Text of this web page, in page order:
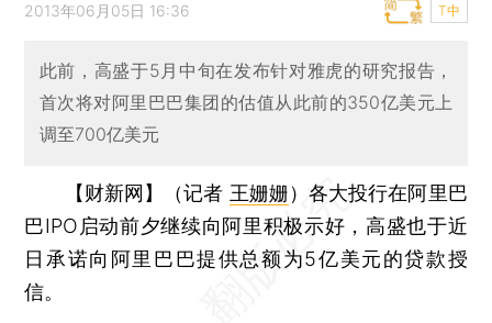
2013年06月05日 16:36 T中
此前，高盛于5月中旬在发布针对雅虎的研究报告，
首次将对阿里巴巴集团的估值从此前的350亿美元上
调至700亿美元
【财新网】（记者 王姗姗） 各大投行在阿里巴
巴IPO启动前夕继续向阿里积极示好，高盛也于近
日承诺向阿里巴巴提供总额为5亿美元的贷款授
信。